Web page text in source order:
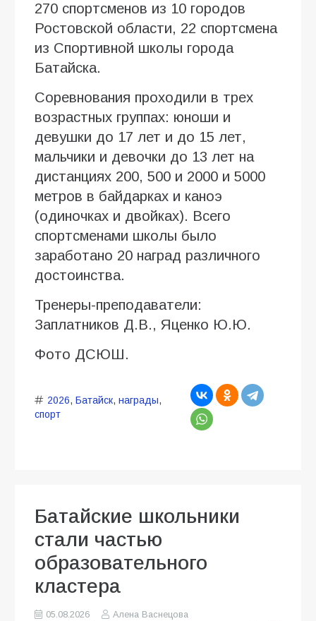
270 спортсменов из 10 городов
Ростовской области, 22 спортсмена
из Спортивной школы города
Батайска.
Соревнования проходили в трех
возрастных группах: юноши и
девушки до 17 лет и до 15 лет,
мальчики и девочки до 13 лет на
дистанциях 200, 500 и 2000 и 5000
метров в байдарках и каноэ
(одиночках и двойках). Всего
спортсменами школы было
заработано 20 наград различного
достоинства.
Тренеры-преподаватели:
Заплатников Д.В., Яценко Ю.Ю.
Фото ДСЮШ.
2026, Батайск, награды,
спорт
Батайские школьники
стали частью
образовательного
кластера
05.08.2026
Алена Васнецова